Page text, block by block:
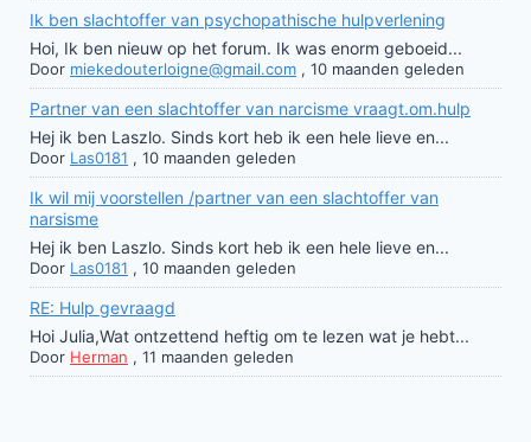
Ik ben slachtoffer van psychopathische hulpverlening
Hoi, Ik ben nieuw op het forum. Ik was enorm geboeid...
Door miekedouterloigne@gmail.com , 10 maanden geleden
Partner van een slachtoffer van narcisme vraagt.om.hulp
Hej ik ben Laszlo. Sinds kort heb ik een hele lieve en...
Door Las0181 , 10 maanden geleden
Ik wil mij voorstellen /partner van een slachtoffer van
narsisme
Hej ik ben Laszlo. Sinds kort heb ik een hele lieve en...
Door Las0181 , 10 maanden geleden
RE: Hulp gevraagd
Hoi Julia,Wat ontzettend heftig om te lezen wat je hebt...
Door Herman , 11 maanden geleden